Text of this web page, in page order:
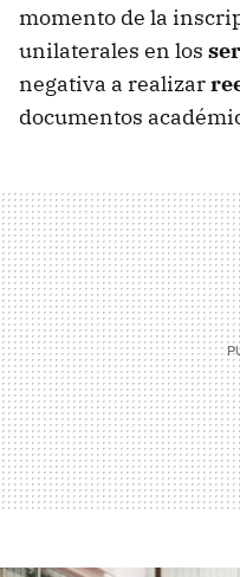
momento de la
unilaterales en los
negativa a realizar
documentos